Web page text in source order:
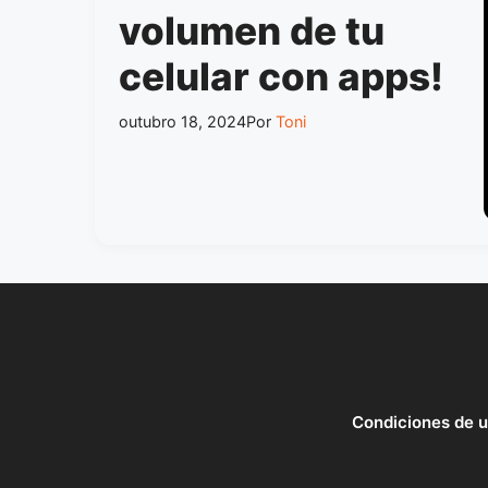
volumen de tu
celular con apps!
outubro 18, 2024Por Toni
Condiciones de